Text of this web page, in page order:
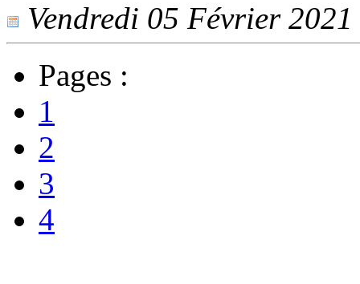
Vendredi 05 Février
Pages :
1
2
3
4